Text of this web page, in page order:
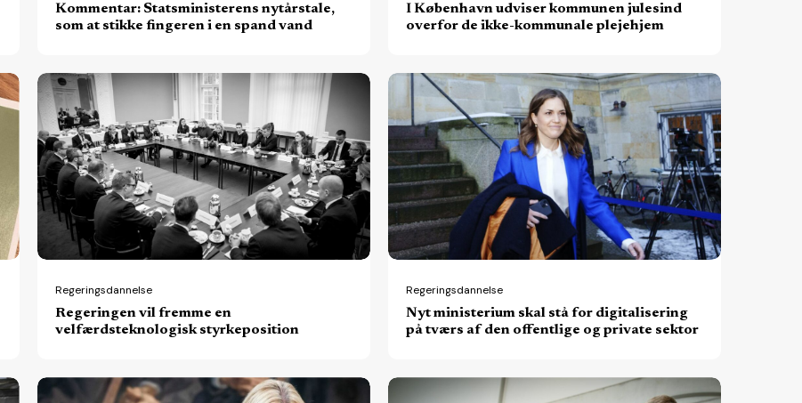
spand
Kommentar: Statsministerens nytårstale,
som at stikke fingeren i en spand vand
plejehjem
I København udviser kommunen julesind
overfor de ikke-kommunale plejehjem
Regeringen
vil
fremme
en
velfærdsteknologisk
styrkeposition
Regeringsdannelse
Regeringen vil fremme en
velfærdsteknologisk styrkeposition
Nyt
ministerium
skal
stå
for
digitalisering
på
tværs
den
offentlige
private
Regeringsdannelse
Nyt ministerium skal stå for digitalisering
på tværs af den offentlige og private sektor
Tidligere
Ny